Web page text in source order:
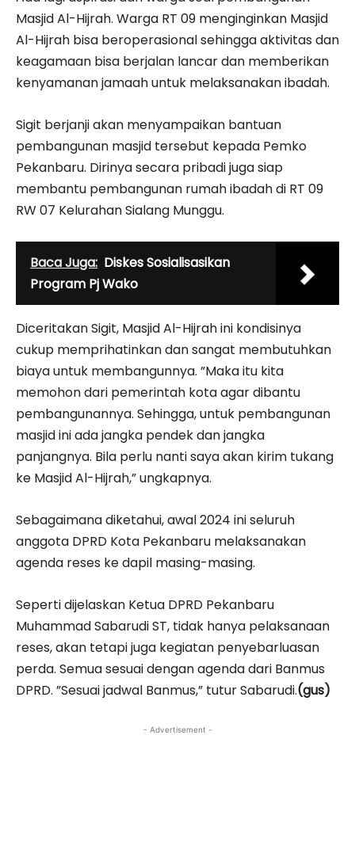
Masjid Al-Hijrah. Warga RT 09 menginginkan Masjid
Al-Hijrah bisa beroperasional sehingga aktivitas dan
keagamaan bisa berjalan lancar dan memberikan
kenyamanan jamaah untuk melaksanakan ibadah.
Sigit berjanji akan menyampaikan bantuan
pembangunan masjid tersebut kepada Pemko
Pekanbaru. Dirinya secara pribadi juga siap
membantu pembangunan rumah ibadah di RT 09
RW 07 Kelurahan Sialang Munggu.
Baca Juga: Diskes Sosialisasikan
Program Pj Wako
Diceritakan Sigit, Masjid Al-Hijrah ini kondisinya
cukup memprihatinkan dan sangat membutuhkan
biaya untuk membangunnya. ”Maka itu kita
memohon dari pemerintah kota agar dibantu
pembangunannya. Sehingga, untuk pembangunan
masjid ini ada jangka pendek dan jangka
panjangnya. Bila perlu nanti saya akan kirim tukang
ke Masjid Al-Hijrah,” ungkapnya.
Sebagaimana diketahui, awal 2024 ini seluruh
anggota DPRD Kota Pekanbaru melaksanakan
agenda reses ke dapil masing-masing.
Seperti dijelaskan Ketua DPRD Pekanbaru
Muhammad Sabarudi ST, tidak hanya pelaksanaan
reses, akan tetapi juga kegiatan penyebarluasan
perda. Semua sesuai dengan agenda dari Banmus
DPRD. ”Sesuai jadwal Banmus,” tutur Sabarudi.(gus)
- Advertisement -